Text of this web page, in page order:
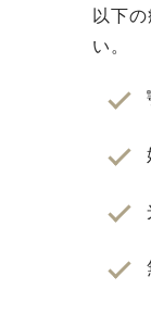
以下
い。